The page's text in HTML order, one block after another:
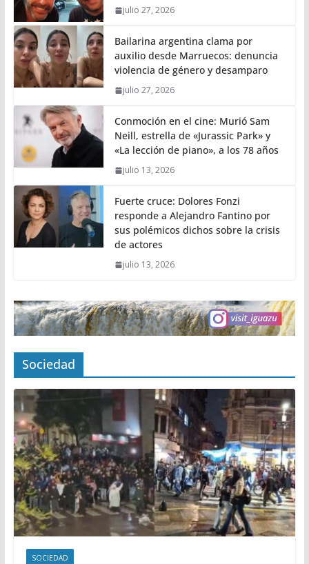
julio 27, 2026
Bailarina argentina clama por
auxilio desde Marruecos: denuncia
violencia de género y desamparo
julio 27, 2026
Conmoción en el cine: Murió Sam
Neill, estrella de «Jurassic Park» y
«La lección de piano», a los 78 años
julio 13, 2026
Fuerte cruce: Dolores Fonzi
responde a Alejandro Fantino por
sus polémicos dichos sobre la crisis
de actores
julio 13, 2026
Sociedad
SOCIEDAD